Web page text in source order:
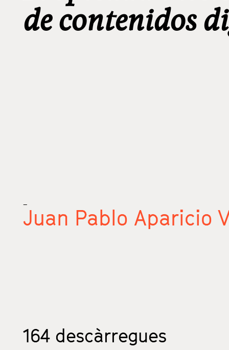
de contenidos
_
Juan Pablo Aparicio
164 descàrregues